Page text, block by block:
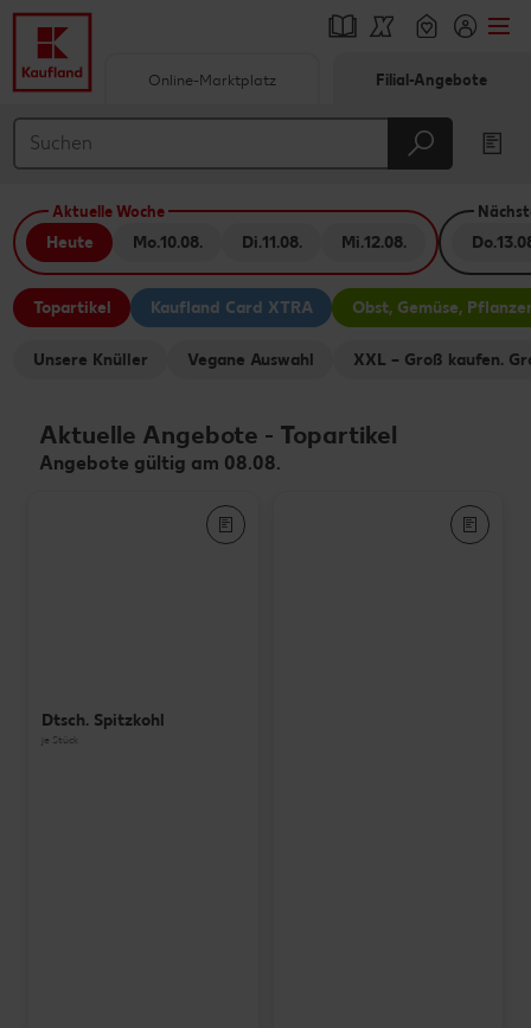
Hauptinhalt
Footer
Schwebender Seitenbereich
Online-Marktplatz Filial-Angebote
Aktuelle Woche
Heute Mo.10.08. Di.11.08. Mi.12.08. Do.
Topartikel Kaufland Card XTRA Obst, Gemüse,
Unsere Knüller Vegane Auswahl XXL – Groß kaufen.
Aktuelle Angebote - Topartikel
Angebote gültig am 08.08.
Dtsch. Spitzkohl
je Stück